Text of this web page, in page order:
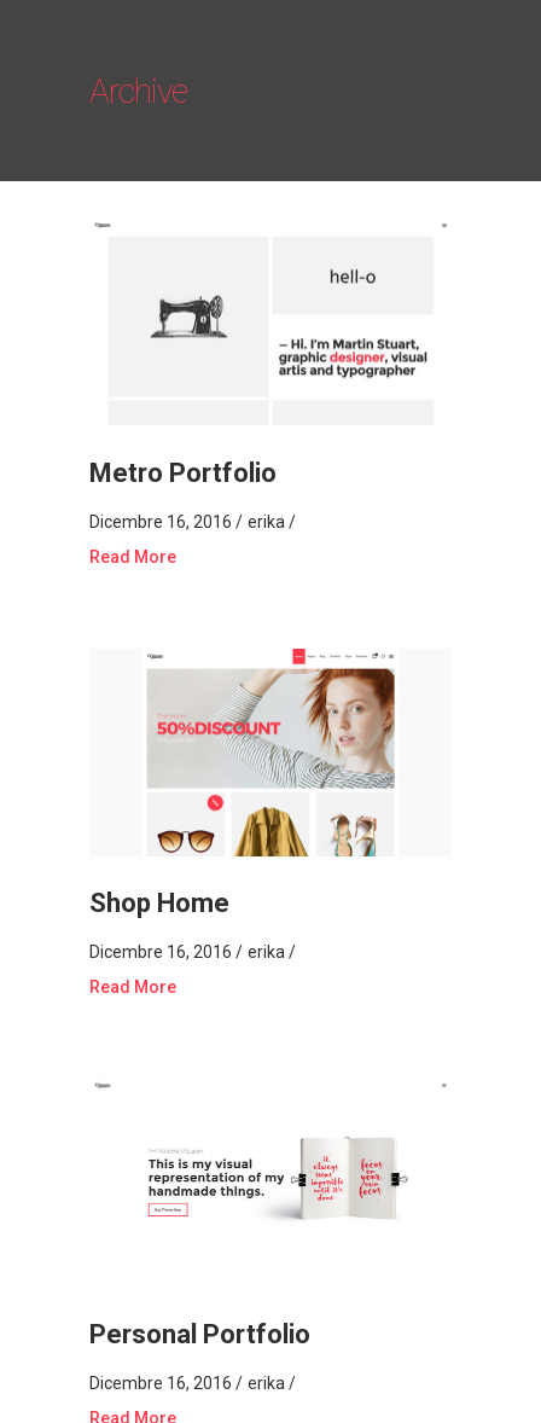
Archive
Metro Portfolio
Dicembre 16, 2016
erika
Read More
Shop Home
Dicembre 16, 2016
erika
Read More
Personal Portfolio
Dicembre 16, 2016
erika
Read More